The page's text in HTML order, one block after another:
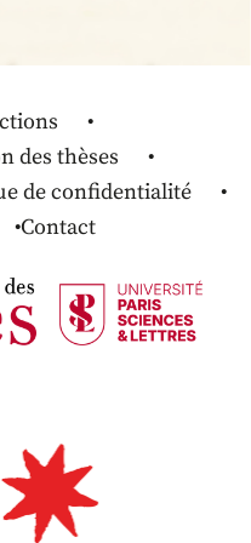
des thèses
de confidentialité
Contact